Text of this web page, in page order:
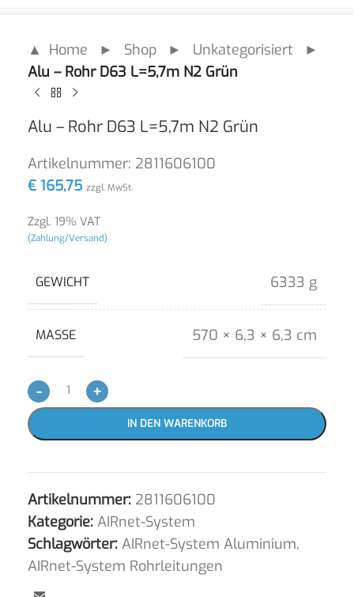
▲ Home ► Shop ► Unkategorisiert ►
Alu – Rohr D63 L=5,7m N2 Grün
Alu – Rohr D63 L=5,7m N2 Grün
Artikelnummer: 2811606100
€ 165,75 zzgl. MwSt.
Zzgl. 19% VAT
(Zahlung/Versand)
GEWICHT 6333 g
MASSE 570 × 6,3 × 6,3 cm
- +
IN DEN WARENKORB
Artikelnummer: 2811606100
Kategorie: AIRnet-System
Schlagwörter: AIRnet-System Aluminium,
AIRnet-System Rohrleitungen